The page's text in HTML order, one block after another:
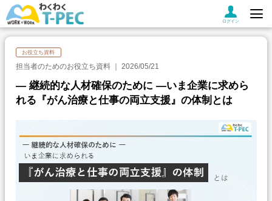
ログイン
お役立ち資料
担当者のためのお役立ち資料 2026/05/21
― 継続的な人材確保のために ―いま企業に求めら
れる『がん治療と仕事の両立支援』の体制とは